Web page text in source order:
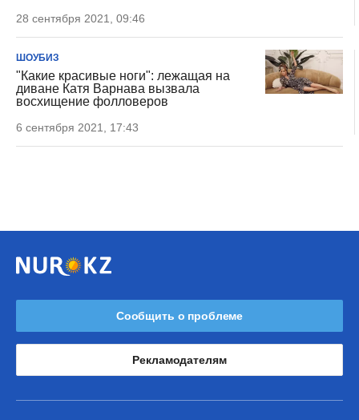
28 сентября 2021, 09:46
ШОУБИЗ
"Какие красивые ноги": лежащая на
диване Катя Варнава вызвала
восхищение фолловеров
6 сентября 2021, 17:43
Сообщить о проблеме
Рекламодателям